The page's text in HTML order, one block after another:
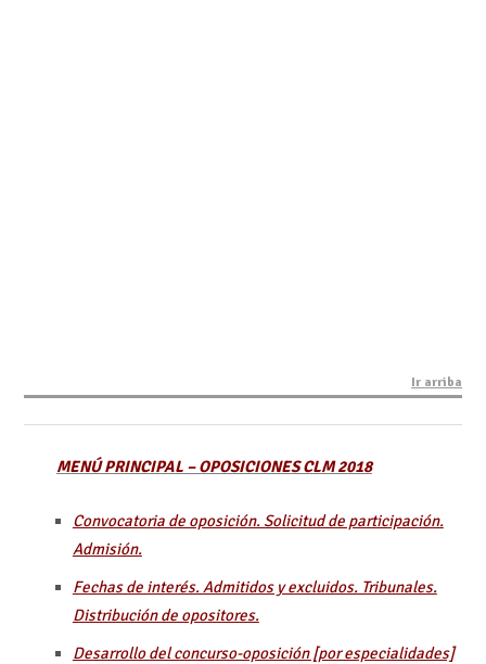
Ir arriba
MENÚ PRINCIPAL – OPOSICIONES CLM 2018
Convocatoria de oposición. Solicitud de participación.
Admisión.
Fechas de interés. Admitidos y excluidos. Tribunales.
Distribución de opositores.
Desarrollo del concurso-oposición [por especialidades]